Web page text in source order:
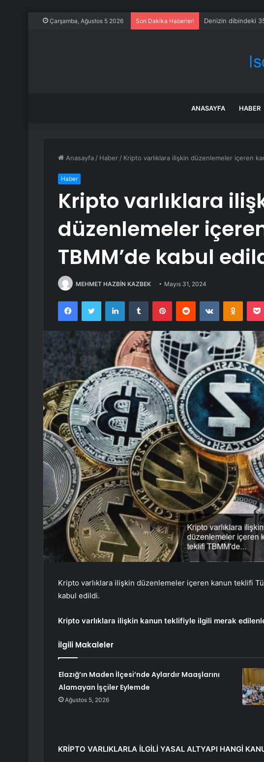
Çarşamba, Ağustos 5 2026 Son Dakika Haberleri Denizin dibindeki
ANASAYFA HABER
Anasayfa / Haber / Kripto varlıklara ilişkin düzenlemeler içeren
Haber
Kripto varlıklara
düzenlemeler
TBMM’de kabul
MEHMET HAZBİN KAZBEK Mayıs 31, 2024
FacebookTwitter LinkedInTumblr PinterestReddit VKontakte
Kripto varlıklara ilişkin düzenlemeler içeren kanun teklifi
kabul edildi.
Kripto varlıklara ilişkin kanun teklifiyle ilgili merak
İlgili Makaleler
Elazığ’ın Maden İlçesi’nde Aylardır Maaşlarını
Alamayan İşçiler Eylemde
Ağustos 5, 2026
KRİPTO VARLIKLARLA İLGİLİ YASAL ALTYAPI HANGİ